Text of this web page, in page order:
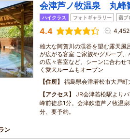
会津芦ノ牧温泉 丸峰
ハイクラス フォトギャラリー 宿ブ
4.4
雄大な阿賀川の渓谷を望む露天風
が広がる客室 ご家族やグループ
の広々客室など、シーンに合わせ
く愛犬ルームもオープン
住所
福島県会津若松市大戸
アクセス
JR会津若松駅より
峰前徒歩1分。会津鉄道芦ノ牧温
分、要予約。
ン